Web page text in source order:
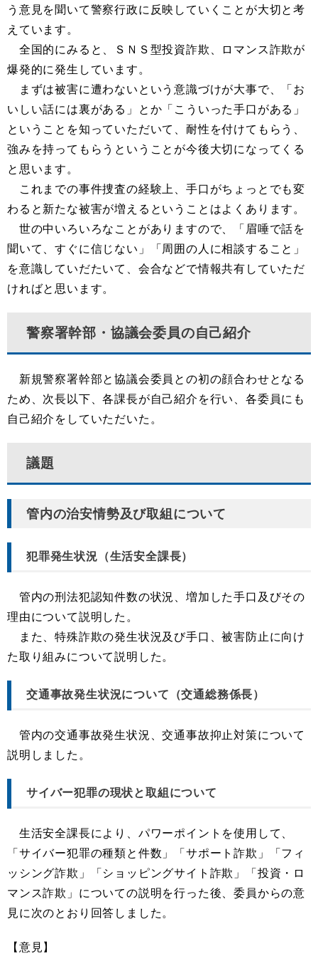
う意見を聞いて警察行政に反映していくことが大切と考
えています。
全国的にみると、ＳＮＳ型投資詐欺、ロマンス詐欺が
爆発的に発生しています。
まずは被害に遭わないという意識づけが大事で、「お
いしい話には裏がある」とか「こういった手口がある」
ということを知っていただいて、耐性を付けてもらう、
強みを持ってもらうということが今後大切になってくる
と思います。
これまでの事件捜査の経験上、手口がちょっとでも変
わると新たな被害が増えるということはよくあります。
世の中いろいろなことがありますので、「眉唾で話を
聞いて、すぐに信じない」「周囲の人に相談すること」
を意識していだたいて、会合などで情報共有していただ
ければと思います。
警察署幹部・協議会委員の自己紹介
新規警察署幹部と協議会委員との初の顔合わせとなる
ため、次長以下、各課長が自己紹介を行い、各委員にも
自己紹介をしていただいた。
議題
管内の治安情勢及び取組について
犯罪発生状況（生活安全課長）
管内の刑法犯認知件数の状況、増加した手口及びその
理由について説明した。
また、特殊詐欺の発生状況及び手口、被害防止に向け
た取り組みについて説明した。
交通事故発生状況について（交通総務係長）
管内の交通事故発生状況、交通事故抑止対策について
説明しました。
サイバー犯罪の現状と取組について
生活安全課長により、パワーポイントを使用して、
「サイバー犯罪の種類と件数」「サポート詐欺」「フィ
ッシング詐欺」「ショッピングサイト詐欺」「投資・ロ
マンス詐欺」についての説明を行った後、委員からの意
見に次のとおり回答しました。
【意見】